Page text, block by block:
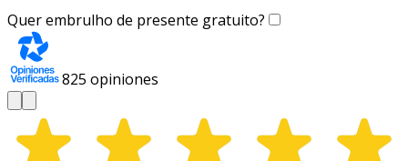
Quer embrulho de presente gratuito?
825 opiniones